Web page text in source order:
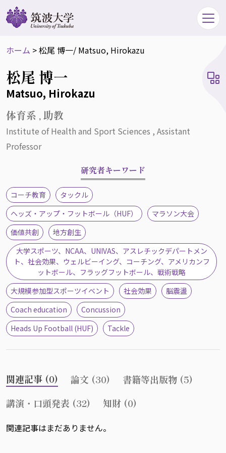
ホーム >松尾 博一/ Matsuo, Hirokazu
松尾 博一
Matsuo, Hirokazu
体育系 , 助教
Institute of Health and Sport Sciences , Assistant
Professor
研究者キーワード
コーチ教育
タックル
ヘッズ・アップ・フットボール（HUF）
マラソン大会
価値共創
地方創生
大学スポーツ、NCAA、UNIVAS、アスレチックデパートメン
ト、社会効果、ウェルビーイング、コーチング、アメリカンフ
ットボール、フラッグフットボール、戦術戦略
大規模参加型スポーツイベント
社会効果
脳震盪
Coach education
Concussion
Heads Up Football (HUF)
Tackle
関連記事 (0) 論文 (30)
書籍等出版物 (5)
講演・口頭発表 (32)
知財 (0)
関連記事はまだありません。